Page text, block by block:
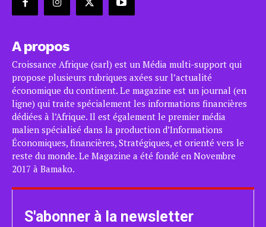
A propos
Croissance Afrique (sarl) est un Média multi-support qui
propose plusieurs rubriques axées sur l’actualité
économique du continent. Le magazine est un journal (en
ligne) qui traite spécialement les informations financières
dédiées à l’Afrique. Il est également le premier média
malien spécialisé dans la production d’Informations
Économiques, financières, Stratégiques, et orienté vers le
reste du monde. Le Magazine a été fondé en Novembre
2017 à Bamako.
S'abonner à la newsletter